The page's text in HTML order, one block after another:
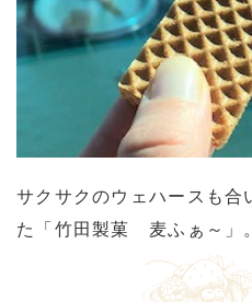
サクサクのウェハースも合
た「竹田製菓 麦ふぁ～」。